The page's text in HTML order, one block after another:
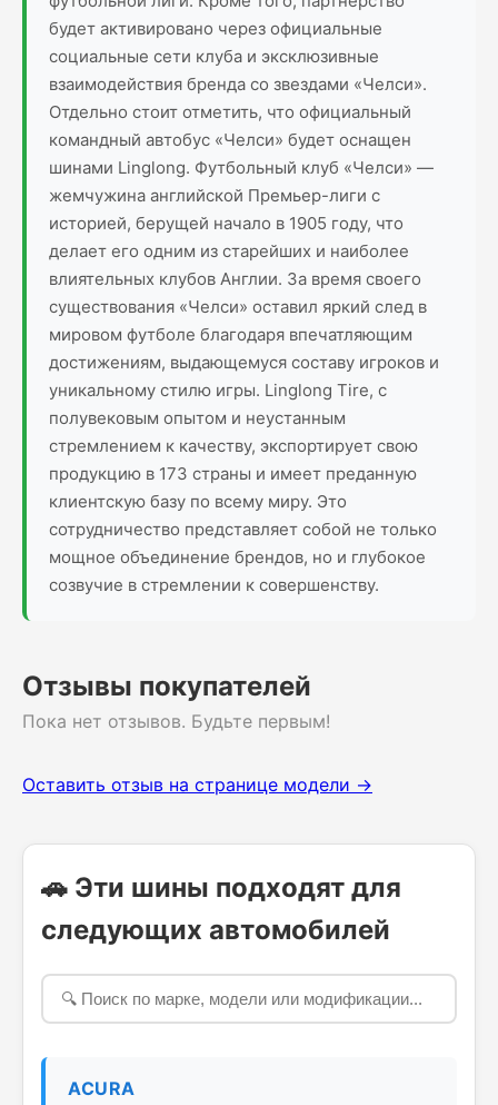
будет активировано через официальные
социальные сети клуба и эксклюзивные
взаимодействия бренда со звездами «Челси».
Отдельно стоит отметить, что официальный
командный автобус «Челси» будет оснащен
шинами Linglong. Футбольный клуб «Челси» —
жемчужина английской Премьер-лиги с
историей, берущей начало в 1905 году, что
делает его одним из старейших и наиболее
влиятельных клубов Англии. За время своего
существования «Челси» оставил яркий след в
мировом футболе благодаря впечатляющим
достижениям, выдающемуся составу игроков и
уникальному стилю игры. Linglong Tire, с
полувековым опытом и неустанным
стремлением к качеству, экспортирует свою
продукцию в 173 страны и имеет преданную
клиентскую базу по всему миру. Это
сотрудничество представляет собой не только
мощное объединение брендов, но и глубокое
созвучие в стремлении к совершенству.
Отзывы покупателей
Пока нет отзывов. Будьте первым!
Оставить отзыв на странице модели →
🚗 Эти шины подходят для
следующих автомобилей
ACURA